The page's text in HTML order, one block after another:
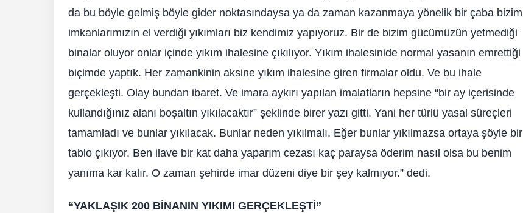
da bu böyle gelmiş böyle gider noktasındaysa ya da zaman kazanmaya yönelik bir çaba bizim
imkanlarımızın el verdiği yıkımları biz kendimiz yapıyoruz. Bir de bizim gücümüzün yetmediği
binalar oluyor onlar içinde yıkım ihalesine çıkılıyor. Yıkım ihalesinide normal yasanın emrettiği
biçimde yaptık. Her zamankinin aksine yıkım ihalesine giren firmalar oldu. Ve bu ihale
gerçekleşti. Olay bundan ibaret. Ve imara aykırı yapılan imalatların hepsine “bir ay içerisinde
kullandığınız alanı boşaltın yıkılacaktır” şeklinde birer yazı gitti. Yani her türlü yasal süreçleri
tamamladı ve bunlar yıkılacak. Bunlar neden yıkılmalı. Eğer bunlar yıkılmazsa ortaya şöyle bir
tablo çıkıyor. Ben ilave bir kat daha yaparım cezası kaç paraysa öderim nasıl olsa bu benim
yanıma kar kalır. O zaman şehirde imar düzeni diye bir şey kalmıyor.” dedi.
“YAKLAŞIK 200 BİNANIN YIKIMI GERÇEKLEŞTİ”